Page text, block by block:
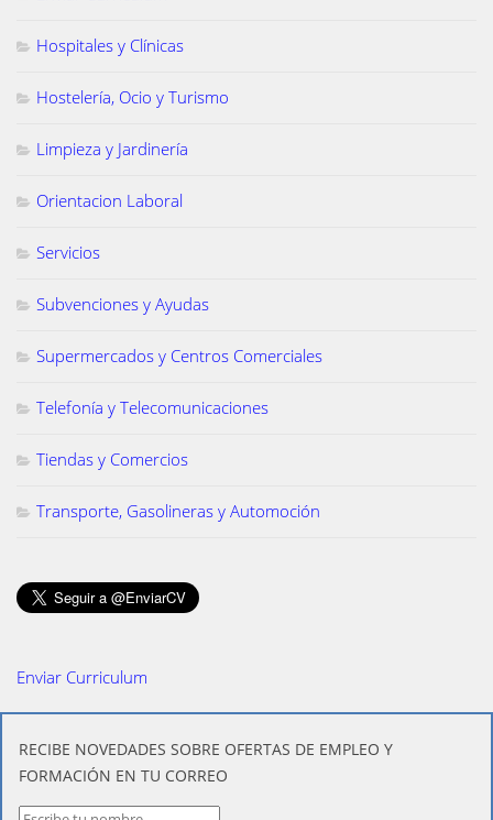
Hospitales y Clínicas
Hostelería, Ocio y Turismo
Limpieza y Jardinería
Orientacion Laboral
Servicios
Subvenciones y Ayudas
Supermercados y Centros Comerciales
Telefonía y Telecomunicaciones
Tiendas y Comercios
Transporte, Gasolineras y Automoción
Enviar Curriculum
​RECIBE NOVEDADES SOBRE OFERTAS DE EMPLEO Y
FORMACIÓN EN TU CORREO